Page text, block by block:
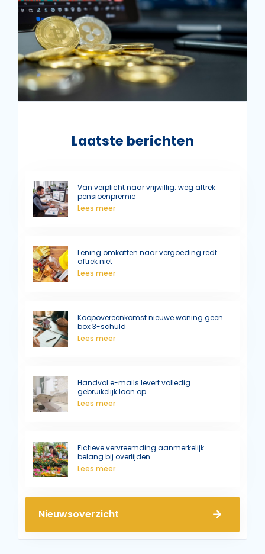
Laatste berichten
Van verplicht naar vrijwillig: weg aftrek
pensioenpremie
Lees meer
Lening omkatten naar vergoeding redt
aftrek niet
Lees meer
Koopovereenkomst nieuwe woning geen
box 3-schuld
Lees meer
Handvol e-mails levert volledig
gebruikelijk loon op
Lees meer
Fictieve vervreemding aanmerkelijk
belang bij overlijden
Lees meer
Nieuwsoverzicht